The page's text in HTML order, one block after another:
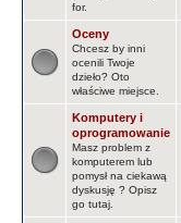
for.
Oceny
Chcesz by inni
ocenili Twoje
dzieło? Oto
właściwe miejsce.
Komputery i
oprogramowanie
Masz problem z
komputerem lub
pomysł na ciekawą
dyskusję ? Opisz
go tutaj.